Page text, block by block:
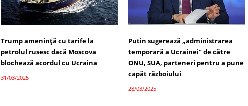
Trump amenință cu tarife la
petrolul rusesc dacă Moscova
blochează acordul cu Ucraina
31/03/2025
Putin sugerează „administrarea
temporară a Ucrainei” de către
ONU, SUA, parteneri pentru a pune
capăt războiului
28/03/2025